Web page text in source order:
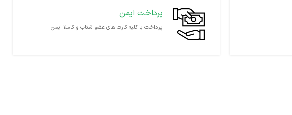
پرداخت ایمن
پرداخت با کلیه کارت های عضو شتاب و کاملا ایمن